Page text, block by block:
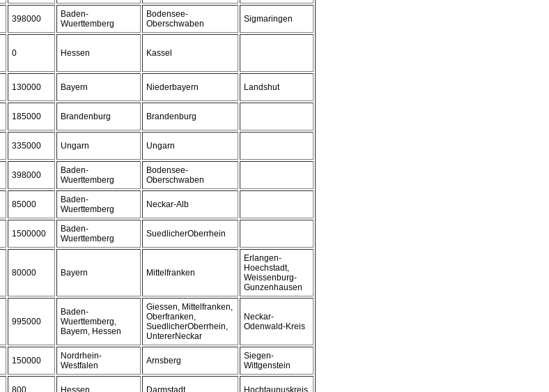
398000
Baden-
Wuerttemberg
Bodensee-
Oberschwaben
Sigmaringen
0 Hessen Kassel
130000 Bayern Niederbayern Landshut
185000 Brandenburg Brandenburg
335000 Ungarn Ungarn
398000
Baden-
Wuerttemberg
Bodensee-
Oberschwaben
85000
Baden-
Wuerttemberg
Neckar-Alb
1500000
Baden-
Wuerttemberg
SuedlicherOberrhein
80000 Bayern Mittelfranken
Erlangen-
Hoechstadt,
Weissenburg-
Gunzenhausen
995000
Baden-
Wuerttemberg,
Bayern, Hessen
Giessen, Mittelfranken,
Oberfranken,
SuedlicherOberrhein,
UntererNeckar
Neckar-
Odenwald-Kreis
150000
Nordrhein-
Westfalen
Arnsberg
Siegen-
Wittgenstein
800 Hessen Darmstadt Hochtaunuskreis